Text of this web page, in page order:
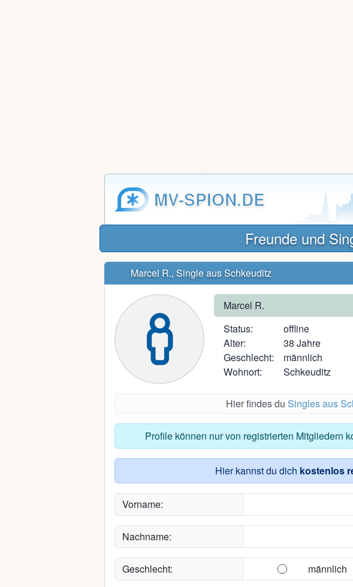
MV-SPION.DE
Freunde und
Marcel R., Single aus Schkeuditz
Marcel R.
Status:
offline
Alter:
38 Jahre
Geschlecht:
männlich
Wohnort:
Schkeuditz
Hier findes du Singles aus
Profile können nur von registrierten Mitgliedern
Hier kannst du dich kostenlos
Vorname:
Nachname:
Geschlecht: männlich